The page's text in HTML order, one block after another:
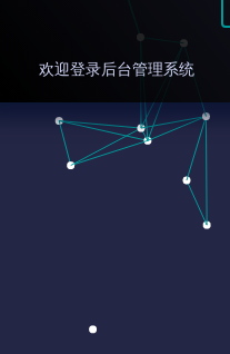
欢迎登录后台管理系统